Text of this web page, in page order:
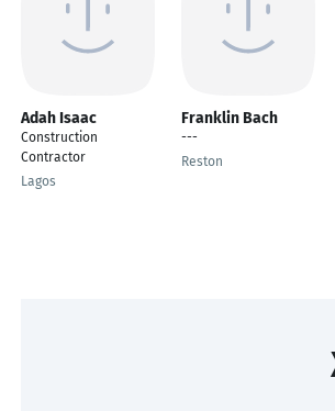
Adah Isaac
Construction
Contractor
Lagos
Franklin Bach
---
Reston